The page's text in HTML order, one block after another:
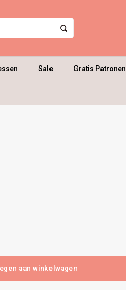
Sale Gratis Patronen
aan winkelwagen